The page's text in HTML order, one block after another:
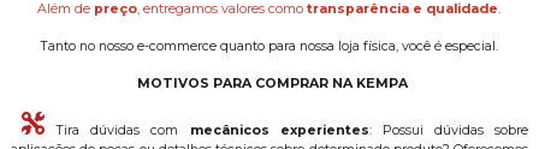
Além de preço, entregamos valores comotransparência e qualidade.
Tanto no nosso e-commerce quanto para nossa loja física, você é especial.
MOTIVOS PARA COMPRAR NA KEMPA
Tira dúvidas com mecânicos experientes: Possui dúvidas sobre